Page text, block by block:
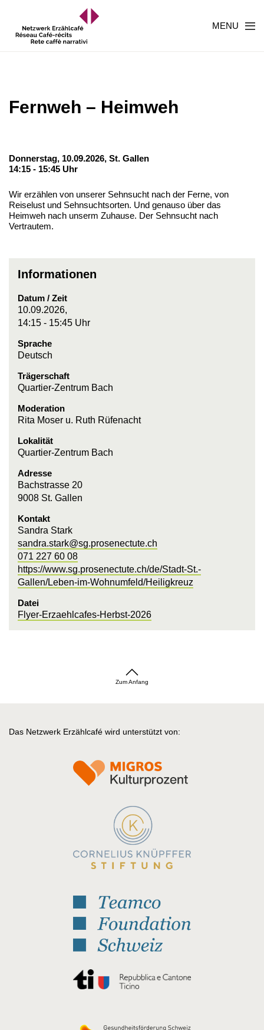
MENU
Fernweh – Heimweh
Donnerstag, 10.09.2026, St. Gallen
14:15 - 15:45 Uhr
Wir erzählen von unserer Sehnsucht nach der Ferne, von
Reiselust und Sehnsuchtsorten. Und genauso über das
Heimweh nach unserm Zuhause. Der Sehnsucht nach
Vertrautem.
Informationen
Datum / Zeit
10.09.2026,
14:15 - 15:45 Uhr
Sprache
Deutsch
Trägerschaft
Quartier-Zentrum Bach
Moderation
Rita Moser u. Ruth Rüfenacht
Lokalität
Quartier-Zentrum Bach
Adresse
Bachstrasse 20
9008 St. Gallen
Kontakt
Sandra Stark
sandra.stark@sg.prosenectute.ch
071 227 60 08
https://www.sg.prosenectute.ch/de/Stadt-St.-
Gallen/Leben-im-Wohnumfeld/Heiligkreuz
Datei
Flyer-Erzaehlcafes-Herbst-2026
Zum Anfang
Das Netzwerk Erzählcafé wird unterstützt von: